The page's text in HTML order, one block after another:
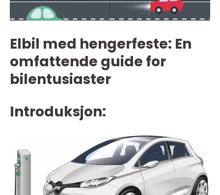
Elbil med hengerfeste: En
omfattende guide for
bilentusiaster
Introduksjon: